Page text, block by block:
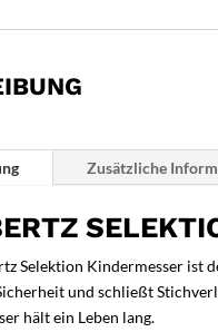
Zusätzliche
Selektion Kindermesser ist
und schließt
hält ein Leben lang.